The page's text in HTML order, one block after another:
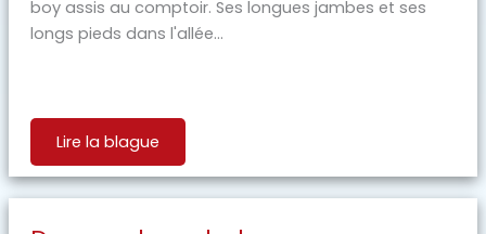
boy assis au comptoir. Ses longues jambes et ses
longs pieds dans l'allée...
Lire la blague